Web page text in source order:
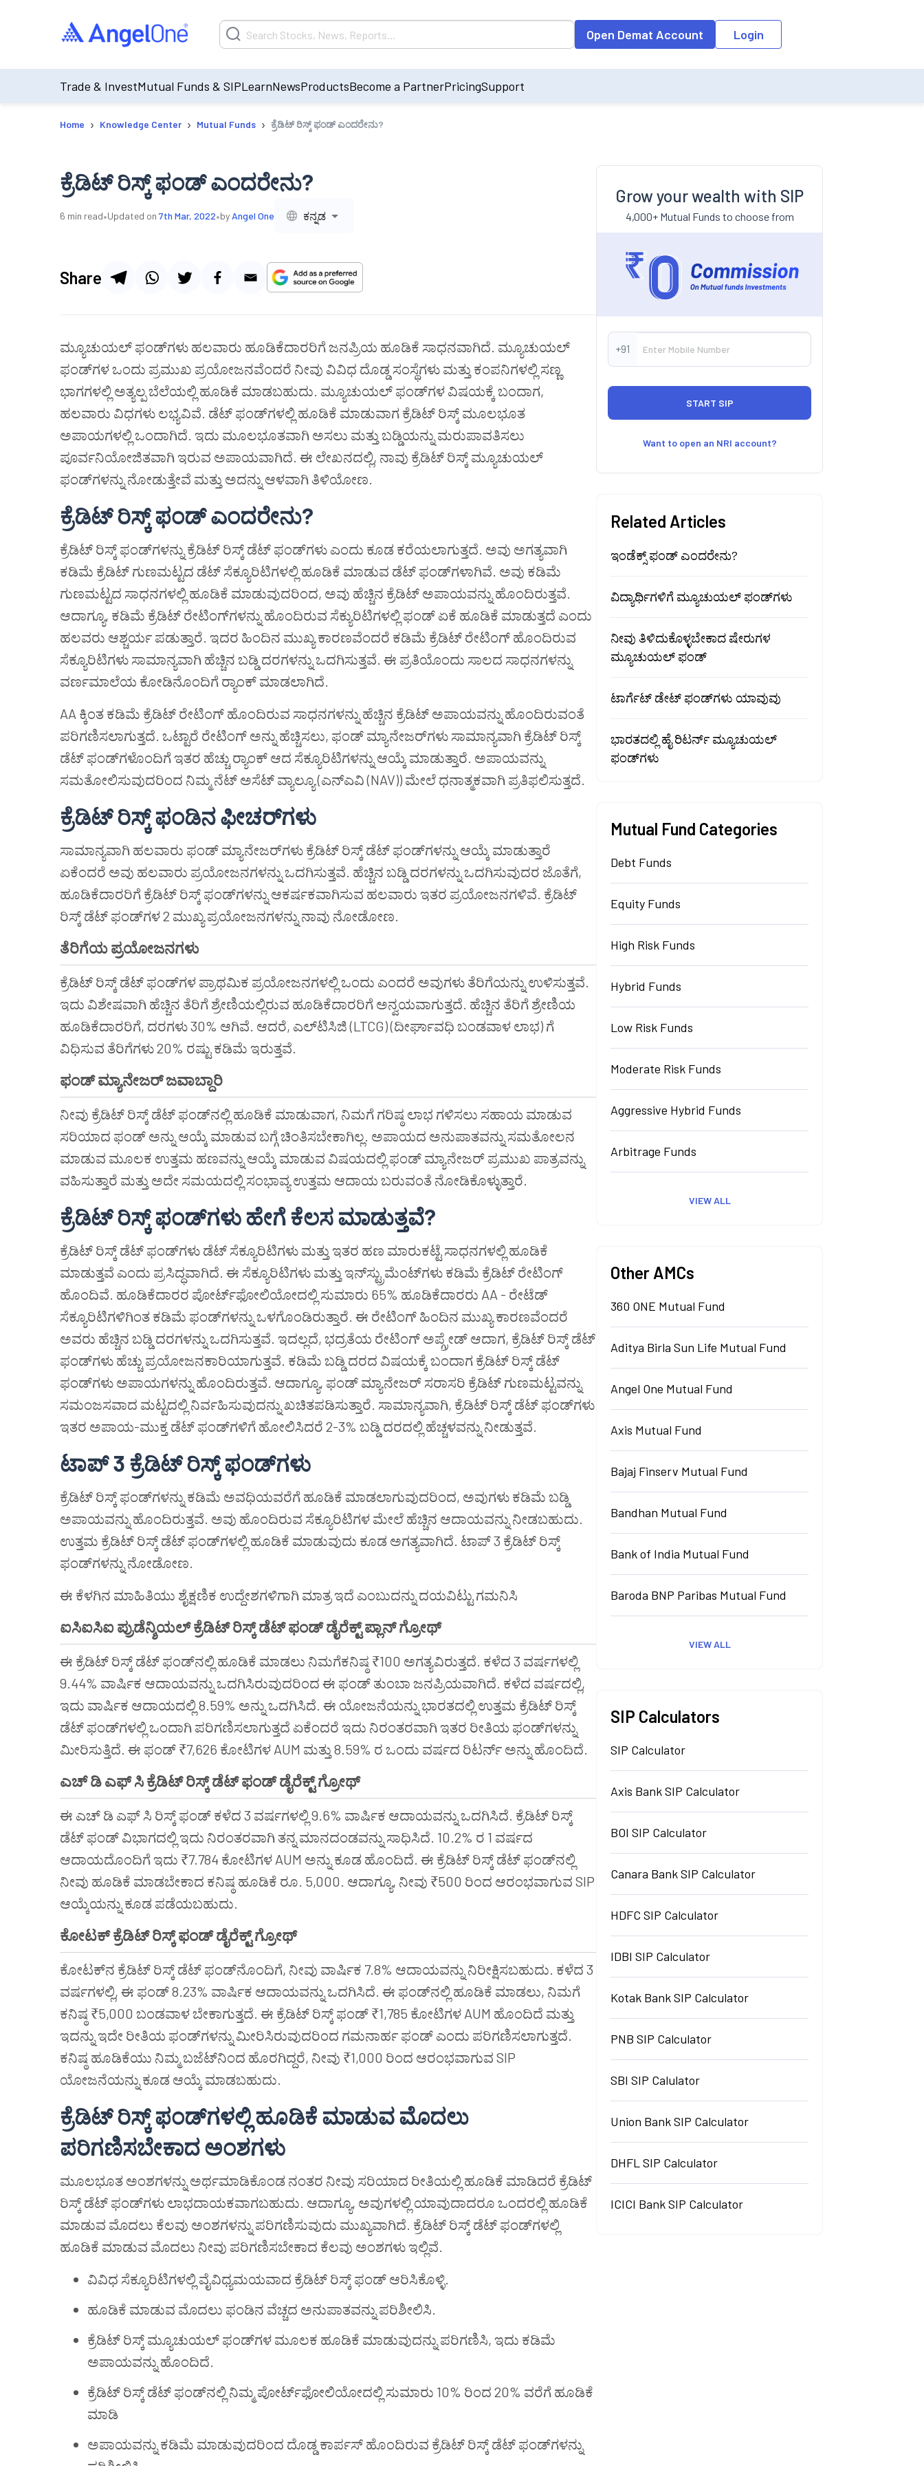
Open Demat Account Login
Trade & InvestMutual Funds & SIPLearnNewsProductsBecome a PartnerPricingSupport
Home › Knowledge Center › Mutual Funds › ಕ್ರೆಡಿಟ್ ರಿಸ್ಕ್ ಫಂಡ್ ಎಂದರೇನು?
ಕ್ರೆಡಿಟ್ ರಿಸ್ಕ್ ಫಂಡ್ ಎಂದರೇನು?
6 min read•Updated on 7th Mar, 2022•by Angel One ಕನ್ನಡ
Share
ಮ್ಯೂಚುಯಲ್ ಫಂಡ್‌ಗಳು ಹಲವಾರು ಹೂಡಿಕೆದಾರರಿಗೆ ಜನಪ್ರಿಯ ಹೂಡಿಕೆ ಸಾಧನವಾಗಿದೆ. ಮ್ಯೂಚುಯಲ್
ಫಂಡ್‌ಗಳ ಒಂದು ಪ್ರಮುಖ ಪ್ರಯೋಜನವೆಂದರೆ ನೀವು ವಿವಿಧ ದೊಡ್ಡ ಸಂಸ್ಥೆಗಳು ಮತ್ತು ಕಂಪನಿಗಳಲ್ಲಿ ಸಣ್ಣ
ಭಾಗಗಳಲ್ಲಿ ಅತ್ಯಲ್ಪ ಬೆಲೆಯಲ್ಲಿ ಹೂಡಿಕೆ ಮಾಡಬಹುದು. ಮ್ಯೂಚುಯಲ್ ಫಂಡ್‌ಗಳ ವಿಷಯಕ್ಕೆ ಬಂದಾಗ,
ಹಲವಾರು ವಿಧಗಳು ಲಭ್ಯವಿವೆ. ಡೆಟ್ ಫಂಡ್‌ಗಳಲ್ಲಿ ಹೂಡಿಕೆ ಮಾಡುವಾಗ ಕ್ರೆಡಿಟ್ ರಿಸ್ಕ್ ಮೂಲಭೂತ
ಅಪಾಯಗಳಲ್ಲಿ ಒಂದಾಗಿದೆ. ಇದು ಮೂಲಭೂತವಾಗಿ ಅಸಲು ಮತ್ತು ಬಡ್ಡಿಯನ್ನು ಮರುಪಾವತಿಸಲು
ಪೂರ್ವನಿಯೋಜಿತವಾಗಿ ಇರುವ ಅಪಾಯವಾಗಿದೆ. ಈ ಲೇಖನದಲ್ಲಿ, ನಾವು ಕ್ರೆಡಿಟ್ ರಿಸ್ಕ್ ಮ್ಯೂಚುಯಲ್
ಫಂಡ್‌ಗಳನ್ನು ನೋಡುತ್ತೇವೆ ಮತ್ತು ಅದನ್ನು ಆಳವಾಗಿ ತಿಳಿಯೋಣ.
ಕ್ರೆಡಿಟ್ರಿಸ್ಕ್ಫಂಡ್ಎಂದರೇನು?
ಕ್ರೆಡಿಟ್ ರಿಸ್ಕ್ ಫಂಡ್‌ಗಳನ್ನು ಕ್ರೆಡಿಟ್ ರಿಸ್ಕ್ ಡೆಟ್ ಫಂಡ್‌ಗಳು ಎಂದು ಕೂಡ ಕರೆಯಲಾಗುತ್ತದೆ. ಅವು ಅಗತ್ಯವಾಗಿ
ಕಡಿಮೆ ಕ್ರೆಡಿಟ್ ಗುಣಮಟ್ಟದ ಡೆಟ್ ಸೆಕ್ಯೂರಿಟಿಗಳಲ್ಲಿ ಹೂಡಿಕೆ ಮಾಡುವ ಡೆಟ್ ಫಂಡ್‌ಗಳಾಗಿವೆ. ಅವು ಕಡಿಮೆ
ಗುಣಮಟ್ಟದ ಸಾಧನಗಳಲ್ಲಿ ಹೂಡಿಕೆ ಮಾಡುವುದರಿಂದ, ಅವು ಹೆಚ್ಚಿನ ಕ್ರೆಡಿಟ್ ಅಪಾಯವನ್ನು ಹೊಂದಿರುತ್ತವೆ.
ಆದಾಗ್ಯೂ, ಕಡಿಮೆ ಕ್ರೆಡಿಟ್ ರೇಟಿಂಗ್‌ಗಳನ್ನು ಹೊಂದಿರುವ ಸೆಕ್ಯುರಿಟಿಗಳಲ್ಲಿ ಫಂಡ್ ಏಕೆ ಹೂಡಿಕೆ ಮಾಡುತ್ತದೆ ಎಂದು
ಹಲವರು ಆಶ್ಚರ್ಯ ಪಡುತ್ತಾರೆ. ಇದರ ಹಿಂದಿನ ಮುಖ್ಯ ಕಾರಣವೆಂದರೆ ಕಡಿಮೆ ಕ್ರೆಡಿಟ್ ರೇಟಿಂಗ್ ಹೊಂದಿರುವ
ಸೆಕ್ಯೂರಿಟಿಗಳು ಸಾಮಾನ್ಯವಾಗಿ ಹೆಚ್ಚಿನ ಬಡ್ಡಿ ದರಗಳನ್ನು ಒದಗಿಸುತ್ತವೆ. ಈ ಪ್ರತಿಯೊಂದು ಸಾಲದ ಸಾಧನಗಳನ್ನು
ವರ್ಣಮಾಲೆಯ ಕೋಡಿನೊಂದಿಗೆ ರ್‍ಯಾಂಕ್ ಮಾಡಲಾಗಿದೆ.
AA ಕ್ಕಿಂತ ಕಡಿಮೆ ಕ್ರೆಡಿಟ್ ರೇಟಿಂಗ್ ಹೊಂದಿರುವ ಸಾಧನಗಳನ್ನು ಹೆಚ್ಚಿನ ಕ್ರೆಡಿಟ್ ಅಪಾಯವನ್ನು ಹೊಂದಿರುವಂತೆ
ಪರಿಗಣಿಸಲಾಗುತ್ತದೆ. ಒಟ್ಟಾರೆ ರೇಟಿಂಗ್ ಅನ್ನು ಹೆಚ್ಚಿಸಲು, ಫಂಡ್ ಮ್ಯಾನೇಜರ್‌ಗಳು ಸಾಮಾನ್ಯವಾಗಿ ಕ್ರೆಡಿಟ್ ರಿಸ್ಕ್
ಡೆಟ್ ಫಂಡ್‌ಗಳೊಂದಿಗೆ ಇತರ ಹೆಚ್ಚು ರ್‍ಯಾಂಕ್ ಆದ ಸೆಕ್ಯೂರಿಟಿಗಳನ್ನು ಆಯ್ಕೆ ಮಾಡುತ್ತಾರೆ. ಅಪಾಯವನ್ನು
ಸಮತೋಲಿಸುವುದರಿಂದ ನಿಮ್ಮ ನೆಟ್ ಅಸೆಟ್ ವ್ಯಾಲ್ಯೂ (ಎನ್ಎವಿ (NAV)) ಮೇಲೆ ಧನಾತ್ಮಕವಾಗಿ ಪ್ರತಿಫಲಿಸುತ್ತದೆ.
ಕ್ರೆಡಿಟ್ರಿಸ್ಕ್ಫಂಡಿನಫೀಚರ್ಗಳು
ಸಾಮಾನ್ಯವಾಗಿ ಹಲವಾರು ಫಂಡ್ ಮ್ಯಾನೇಜರ್‌ಗಳು ಕ್ರೆಡಿಟ್ ರಿಸ್ಕ್ ಡೆಟ್ ಫಂಡ್‌ಗಳನ್ನು ಆಯ್ಕೆ ಮಾಡುತ್ತಾರೆ
ಏಕೆಂದರೆ ಅವು ಹಲವಾರು ಪ್ರಯೋಜನಗಳನ್ನು ಒದಗಿಸುತ್ತವೆ. ಹೆಚ್ಚಿನ ಬಡ್ಡಿ ದರಗಳನ್ನು ಒದಗಿಸುವುದರ ಜೊತೆಗೆ,
ಹೂಡಿಕೆದಾರರಿಗೆ ಕ್ರೆಡಿಟ್ ರಿಸ್ಕ್ ಫಂಡ್‌ಗಳನ್ನು ಆಕರ್ಷಕವಾಗಿಸುವ ಹಲವಾರು ಇತರ ಪ್ರಯೋಜನಗಳಿವೆ. ಕ್ರೆಡಿಟ್
ರಿಸ್ಕ್ ಡೆಟ್ ಫಂಡ್‌ಗಳ 2 ಮುಖ್ಯ ಪ್ರಯೋಜನಗಳನ್ನು ನಾವು ನೋಡೋಣ.
ತೆರಿಗೆಯಪ್ರಯೋಜನಗಳು
ಕ್ರೆಡಿಟ್ ರಿಸ್ಕ್ ಡೆಟ್ ಫಂಡ್‌ಗಳ ಪ್ರಾಥಮಿಕ ಪ್ರಯೋಜನಗಳಲ್ಲಿ ಒಂದು ಎಂದರೆ ಅವುಗಳು ತೆರಿಗೆಯನ್ನು ಉಳಿಸುತ್ತವೆ.
ಇದು ವಿಶೇಷವಾಗಿ ಹೆಚ್ಚಿನ ತೆರಿಗೆ ಶ್ರೇಣಿಯಲ್ಲಿರುವ ಹೂಡಿಕೆದಾರರಿಗೆ ಅನ್ವಯವಾಗುತ್ತದೆ. ಹೆಚ್ಚಿನ ತೆರಿಗೆ ಶ್ರೇಣಿಯ
ಹೂಡಿಕೆದಾರರಿಗೆ, ದರಗಳು 30% ಆಗಿವೆ. ಆದರೆ, ಎಲ್‌ಟಿಸಿಜಿ (LTCG) (ದೀರ್ಘಾವಧಿ ಬಂಡವಾಳ ಲಾಭ) ಗೆ
ವಿಧಿಸುವ ತೆರಿಗೆಗಳು 20% ರಷ್ಟು ಕಡಿಮೆ ಇರುತ್ತವೆ.
ಫಂಡ್ಮ್ಯಾನೇಜರ್ಜವಾಬ್ದಾರಿ
ನೀವು ಕ್ರೆಡಿಟ್ ರಿಸ್ಕ್ ಡೆಟ್ ಫಂಡ್‌ನಲ್ಲಿ ಹೂಡಿಕೆ ಮಾಡುವಾಗ, ನಿಮಗೆ ಗರಿಷ್ಠ ಲಾಭ ಗಳಿಸಲು ಸಹಾಯ ಮಾಡುವ
ಸರಿಯಾದ ಫಂಡ್ ಅನ್ನು ಆಯ್ಕೆ ಮಾಡುವ ಬಗ್ಗೆ ಚಿಂತಿಸಬೇಕಾಗಿಲ್ಲ. ಅಪಾಯದ ಅನುಪಾತವನ್ನು ಸಮತೋಲನ
ಮಾಡುವ ಮೂಲಕ ಉತ್ತಮ ಹಣವನ್ನು ಆಯ್ಕೆ ಮಾಡುವ ವಿಷಯದಲ್ಲಿ ಫಂಡ್ ಮ್ಯಾನೇಜರ್ ಪ್ರಮುಖ ಪಾತ್ರವನ್ನು
ವಹಿಸುತ್ತಾರೆ ಮತ್ತು ಅದೇ ಸಮಯದಲ್ಲಿ ಸಂಭಾವ್ಯ ಉತ್ತಮ ಆದಾಯ ಬರುವಂತೆ ನೋಡಿಕೊಳ್ಳುತ್ತಾರೆ.
ಕ್ರೆಡಿಟ್ರಿಸ್ಕ್ಫಂಡ್ಗಳುಹೇಗೆಕೆಲಸಮಾಡುತ್ತವೆ?
ಕ್ರೆಡಿಟ್ ರಿಸ್ಕ್ ಡೆಟ್ ಫಂಡ್‌ಗಳು ಡೆಟ್ ಸೆಕ್ಯೂರಿಟಿಗಳು ಮತ್ತು ಇತರ ಹಣ ಮಾರುಕಟ್ಟೆ ಸಾಧನಗಳಲ್ಲಿ ಹೂಡಿಕೆ
ಮಾಡುತ್ತವೆ ಎಂದು ಪ್ರಸಿದ್ಧವಾಗಿದೆ. ಈ ಸೆಕ್ಯೂರಿಟಿಗಳು ಮತ್ತು ಇನ್‌ಸ್ಟ್ರುಮೆಂಟ್‌ಗಳು ಕಡಿಮೆ ಕ್ರೆಡಿಟ್ ರೇಟಿಂಗ್
ಹೊಂದಿವೆ. ಹೂಡಿಕೆದಾರರ ಪೋರ್ಟ್‌ಫೋಲಿಯೋದಲ್ಲಿ ಸುಮಾರು 65% ಹೂಡಿಕೆದಾರರು AA - ರೇಟೆಡ್
ಸೆಕ್ಯೂರಿಟಿಗಳಿಗಿಂತ ಕಡಿಮೆ ಫಂಡ್‌ಗಳನ್ನು ಒಳಗೊಂಡಿರುತ್ತಾರೆ. ಈ ರೇಟಿಂಗ್ ಹಿಂದಿನ ಮುಖ್ಯ ಕಾರಣವೆಂದರೆ
ಅವರು ಹೆಚ್ಚಿನ ಬಡ್ಡಿ ದರಗಳನ್ನು ಒದಗಿಸುತ್ತವೆ. ಇದಲ್ಲದೆ, ಭದ್ರತೆಯ ರೇಟಿಂಗ್ ಅಪ್ಗ್ರೇಡ್ ಆದಾಗ, ಕ್ರೆಡಿಟ್ ರಿಸ್ಕ್ ಡೆಟ್
ಫಂಡ್‌ಗಳು ಹೆಚ್ಚು ಪ್ರಯೋಜನಕಾರಿಯಾಗುತ್ತವೆ. ಕಡಿಮೆ ಬಡ್ಡಿ ದರದ ವಿಷಯಕ್ಕೆ ಬಂದಾಗ ಕ್ರೆಡಿಟ್ ರಿಸ್ಕ್ ಡೆಟ್
ಫಂಡ್‌ಗಳು ಅಪಾಯಗಳನ್ನು ಹೊಂದಿರುತ್ತವೆ. ಆದಾಗ್ಯೂ, ಫಂಡ್ ಮ್ಯಾನೇಜರ್ ಸರಾಸರಿ ಕ್ರೆಡಿಟ್ ಗುಣಮಟ್ಟವನ್ನು
ಸಮಂಜಸವಾದ ಮಟ್ಟದಲ್ಲಿ ನಿರ್ವಹಿಸುವುದನ್ನು ಖಚಿತಪಡಿಸುತ್ತಾರೆ. ಸಾಮಾನ್ಯವಾಗಿ, ಕ್ರೆಡಿಟ್ ರಿಸ್ಕ್ ಡೆಟ್ ಫಂಡ್‌ಗಳು
ಇತರ ಅಪಾಯ-ಮುಕ್ತ ಡೆಟ್ ಫಂಡ್‌ಗಳಿಗೆ ಹೋಲಿಸಿದರೆ 2-3% ಬಡ್ಡಿ ದರದಲ್ಲಿ ಹೆಚ್ಚಳವನ್ನು ನೀಡುತ್ತವೆ.
ಟಾಪ್3 ಕ್ರೆಡಿಟ್ರಿಸ್ಕ್ಫಂಡ್ಗಳು
ಕ್ರೆಡಿಟ್ ರಿಸ್ಕ್ ಫಂಡ್‌ಗಳನ್ನು ಕಡಿಮೆ ಅವಧಿಯವರೆಗೆ ಹೂಡಿಕೆ ಮಾಡಲಾಗುವುದರಿಂದ, ಅವುಗಳು ಕಡಿಮೆ ಬಡ್ಡಿ
ಅಪಾಯವನ್ನು ಹೊಂದಿರುತ್ತವೆ. ಅವು ಹೊಂದಿರುವ ಸೆಕ್ಯೂರಿಟಿಗಳ ಮೇಲೆ ಹೆಚ್ಚಿನ ಆದಾಯವನ್ನು ನೀಡಬಹುದು.
ಉತ್ತಮ ಕ್ರೆಡಿಟ್ ರಿಸ್ಕ್ ಡೆಟ್ ಫಂಡ್‌ಗಳಲ್ಲಿ ಹೂಡಿಕೆ ಮಾಡುವುದು ಕೂಡ ಅಗತ್ಯವಾಗಿದೆ. ಟಾಪ್ 3 ಕ್ರೆಡಿಟ್ ರಿಸ್ಕ್
ಫಂಡ್‌ಗಳನ್ನು ನೋಡೋಣ.
ಈ ಕೆಳಗಿನ ಮಾಹಿತಿಯು ಶೈಕ್ಷಣಿಕ ಉದ್ದೇಶಗಳಿಗಾಗಿ ಮಾತ್ರ ಇದೆ ಎಂಬುದನ್ನು ದಯವಿಟ್ಟು ಗಮನಿಸಿ
ಐಸಿಐಸಿಐಪ್ರುಡೆನ್ಶಿಯಲ್ಕ್ರೆಡಿಟ್ರಿಸ್ಕ್ಡೆಟ್ಫಂಡ್‌ಡೈರೆಕ್ಟ್ಪ್ಲಾನ್ಗ್ರೋಥ್
ಈ ಕ್ರೆಡಿಟ್ ರಿಸ್ಕ್ ಡೆಟ್ ಫಂಡ್‌ನಲ್ಲಿ ಹೂಡಿಕೆ ಮಾಡಲು ನಿಮಗೆಕನಿಷ್ಠ ₹100 ಅಗತ್ಯವಿರುತ್ತದೆ. ಕಳೆದ 3 ವರ್ಷಗಳಲ್ಲಿ
9.44% ವಾರ್ಷಿಕ ಆದಾಯವನ್ನು ಒದಗಿಸಿರುವುದರಿಂದ ಈ ಫಂಡ್ ತುಂಬಾ ಜನಪ್ರಿಯವಾಗಿದೆ. ಕಳೆದ ವರ್ಷದಲ್ಲಿ,
ಇದು ವಾರ್ಷಿಕ ಆದಾಯದಲ್ಲಿ 8.59% ಅನ್ನು ಒದಗಿಸಿದೆ. ಈ ಯೋಜನೆಯನ್ನು ಭಾರತದಲ್ಲಿ ಉತ್ತಮ ಕ್ರೆಡಿಟ್ ರಿಸ್ಕ್
ಡೆಟ್ ಫಂಡ್‌ಗಳಲ್ಲಿ ಒಂದಾಗಿ ಪರಿಗಣಿಸಲಾಗುತ್ತದೆ ಏಕೆಂದರೆ ಇದು ನಿರಂತರವಾಗಿ ಇತರ ರೀತಿಯ ಫಂಡ್‌ಗಳನ್ನು
ಮೀರಿಸುತ್ತಿದೆ. ಈ ಫಂಡ್ ₹7,626 ಕೋಟಿಗಳ AUM ಮತ್ತು 8.59% ರ ಒಂದು ವರ್ಷದ ರಿಟರ್ನ್ ಅನ್ನು ಹೊಂದಿದೆ.
ಎಚ್ಡಿಎಫ್ಸಿಕ್ರೆಡಿಟ್ರಿಸ್ಕ್ಡೆಟ್ಫಂಡ್‌ಡೈರೆಕ್ಟ್ಗ್ರೋಥ್
ಈ ಎಚ್ ಡಿ ಎಫ್ ಸಿ ರಿಸ್ಕ್ ಫಂಡ್ ಕಳೆದ 3 ವರ್ಷಗಳಲ್ಲಿ 9.6% ವಾರ್ಷಿಕ ಆದಾಯವನ್ನು ಒದಗಿಸಿದೆ. ಕ್ರೆಡಿಟ್ ರಿಸ್ಕ್
ಡೆಟ್ ಫಂಡ್ ವಿಭಾಗದಲ್ಲಿ ಇದು ನಿರಂತರವಾಗಿ ತನ್ನ ಮಾನದಂಡವನ್ನು ಸಾಧಿಸಿದೆ. 10.2% ರ 1 ವರ್ಷದ
ಆದಾಯದೊಂದಿಗೆ ಇದು ₹7.784 ಕೋಟಿಗಳ AUM ಅನ್ನು ಕೂಡ ಹೊಂದಿದೆ. ಈ ಕ್ರೆಡಿಟ್ ರಿಸ್ಕ್ ಡೆಟ್ ಫಂಡ್‌ನಲ್ಲಿ
ನೀವು ಹೂಡಿಕೆ ಮಾಡಬೇಕಾದ ಕನಿಷ್ಠ ಹೂಡಿಕೆ ರೂ. 5,000. ಆದಾಗ್ಯೂ, ನೀವು ₹500 ರಿಂದ ಆರಂಭವಾಗುವ SIP
ಆಯ್ಕೆಯನ್ನು ಕೂಡ ಪಡೆಯಬಹುದು.
ಕೋಟಕ್ಕ್ರೆಡಿಟ್ರಿಸ್ಕ್ಫಂಡ್‌ಡೈರೆಕ್ಟ್ಗ್ರೋಥ್
ಕೋಟಕ್‌ನ ಕ್ರೆಡಿಟ್ ರಿಸ್ಕ್ ಡೆಟ್ ಫಂಡ್‌ನೊಂದಿಗೆ, ನೀವು ವಾರ್ಷಿಕ 7.8% ಆದಾಯವನ್ನು ನಿರೀಕ್ಷಿಸಬಹುದು. ಕಳೆದ 3
ವರ್ಷಗಳಲ್ಲಿ, ಈ ಫಂಡ್ 8.23% ವಾರ್ಷಿಕ ಆದಾಯವನ್ನು ಒದಗಿಸಿದೆ. ಈ ಫಂಡ್‌ನಲ್ಲಿ ಹೂಡಿಕೆ ಮಾಡಲು, ನಿಮಗೆ
ಕನಿಷ್ಠ ₹5,000 ಬಂಡವಾಳ ಬೇಕಾಗುತ್ತದೆ. ಈ ಕ್ರೆಡಿಟ್ ರಿಸ್ಕ್ ಫಂಡ್ ₹1,785 ಕೋಟಿಗಳ AUM ಹೊಂದಿದೆ ಮತ್ತು
ಇದನ್ನು ಇದೇ ರೀತಿಯ ಫಂಡ್‌ಗಳನ್ನು ಮೀರಿಸಿರುವುದರಿಂದ ಗಮನಾರ್ಹ ಫಂಡ್ ಎಂದು ಪರಿಗಣಿಸಲಾಗುತ್ತದೆ.
ಕನಿಷ್ಠ ಹೂಡಿಕೆಯು ನಿಮ್ಮ ಬಜೆಟ್‌ನಿಂದ ಹೊರಗಿದ್ದರೆ, ನೀವು ₹1,000 ರಿಂದ ಆರಂಭವಾಗುವ SIP
ಯೋಜನೆಯನ್ನು ಕೂಡ ಆಯ್ಕೆ ಮಾಡಬಹುದು.
ಕ್ರೆಡಿಟ್ರಿಸ್ಕ್ಫಂಡ್ಗಳಲ್ಲಿಹೂಡಿಕೆ ಮಾಡುವಮೊದಲು
ಪರಿಗಣಿಸಬೇಕಾದಅಂಶಗಳು
ಮೂಲಭೂತ ಅಂಶಗಳನ್ನು ಅರ್ಥಮಾಡಿಕೊಂಡ ನಂತರ ನೀವು ಸರಿಯಾದ ರೀತಿಯಲ್ಲಿ ಹೂಡಿಕೆ ಮಾಡಿದರೆ ಕ್ರೆಡಿಟ್
ರಿಸ್ಕ್ ಡೆಟ್ ಫಂಡ್‌ಗಳು ಲಾಭದಾಯಕವಾಗಬಹುದು. ಆದಾಗ್ಯೂ, ಅವುಗಳಲ್ಲಿ ಯಾವುದಾದರೂ ಒಂದರಲ್ಲಿ ಹೂಡಿಕೆ
ಮಾಡುವ ಮೊದಲು ಕೆಲವು ಅಂಶಗಳನ್ನು ಪರಿಗಣಿಸುವುದು ಮುಖ್ಯವಾಗಿದೆ. ಕ್ರೆಡಿಟ್ ರಿಸ್ಕ್ ಡೆಟ್ ಫಂಡ್‌ಗಳಲ್ಲಿ
ಹೂಡಿಕೆ ಮಾಡುವ ಮೊದಲು ನೀವು ಪರಿಗಣಿಸಬೇಕಾದ ಕೆಲವು ಅಂಶಗಳು ಇಲ್ಲಿವೆ.
ವಿವಿಧ ಸೆಕ್ಯೂರಿಟಿಗಳಲ್ಲಿ ವೈವಿಧ್ಯಮಯವಾದ ಕ್ರೆಡಿಟ್ ರಿಸ್ಕ್ ಫಂಡ್ ಆರಿಸಿಕೊಳ್ಳಿ.
ಹೂಡಿಕೆ ಮಾಡುವ ಮೊದಲು ಫಂಡಿನ ವೆಚ್ಚದ ಅನುಪಾತವನ್ನು ಪರಿಶೀಲಿಸಿ.
ಕ್ರೆಡಿಟ್ ರಿಸ್ಕ್ ಮ್ಯೂಚುಯಲ್ ಫಂಡ್‌ಗಳ ಮೂಲಕ ಹೂಡಿಕೆ ಮಾಡುವುದನ್ನು ಪರಿಗಣಿಸಿ, ಇದು ಕಡಿಮೆ
ಅಪಾಯವನ್ನು ಹೊಂದಿದೆ.
ಕ್ರೆಡಿಟ್ ರಿಸ್ಕ್ ಡೆಟ್ ಫಂಡ್‌ನಲ್ಲಿ ನಿಮ್ಮ ಪೋರ್ಟ್‌ಫೋಲಿಯೋದಲ್ಲಿ ಸುಮಾರು 10% ರಿಂದ 20% ವರೆಗೆ ಹೂಡಿಕೆ
ಮಾಡಿ
ಅಪಾಯವನ್ನು ಕಡಿಮೆ ಮಾಡುವುದರಿಂದ ದೊಡ್ಡ ಕಾರ್ಪಸ್ ಹೊಂದಿರುವ ಕ್ರೆಡಿಟ್ ರಿಸ್ಕ್ ಡೆಟ್ ಫಂಡ್‌ಗಳನ್ನು
Grow your wealth with SIP
4,000+ Mutual Funds to choose from
+91
Want to open an NRI account?
Related Articles
ಇಂಡೆಕ್ಸ್ ಫಂಡ್ ಎಂದರೇನು?
ವಿದ್ಯಾರ್ಥಿಗಳಿಗೆ ಮ್ಯೂಚುಯಲ್ ಫಂಡ್‌ಗಳು
ನೀವು ತಿಳಿದುಕೊಳ್ಳಬೇಕಾದ ಷೇರುಗಳ
ಮ್ಯೂಚುಯಲ್ ಫಂಡ್
ಟಾರ್ಗೆಟ್ ಡೇಟ್ ಫಂಡ್‌ಗಳು ಯಾವುವು
ಭಾರತದಲ್ಲಿ ಹೈ ರಿಟರ್ನ್ ಮ್ಯೂಚುಯಲ್
ಫಂಡ್‌ಗಳು
Mutual Fund Categories
Debt Funds
Equity Funds
High Risk Funds
Hybrid Funds
Low Risk Funds
Moderate Risk Funds
Aggressive Hybrid Funds
Arbitrage Funds
VIEW ALL
Other AMCs
360 ONE Mutual Fund
Aditya Birla Sun Life Mutual Fund
Angel One Mutual Fund
Axis Mutual Fund
Bajaj Finserv Mutual Fund
Bandhan Mutual Fund
Bank of India Mutual Fund
Baroda BNP Paribas Mutual Fund
VIEW ALL
SIP Calculators
SIP Calculator
Axis Bank SIP Calculator
BOI SIP Calculator
Canara Bank SIP Calculator
HDFC SIP Calculator
IDBI SIP Calculator
Kotak Bank SIP Calculator
PNB SIP Calculator
SBI SIP Calulator
Union Bank SIP Calculator
DHFL SIP Calculator
ICICI Bank SIP Calculator